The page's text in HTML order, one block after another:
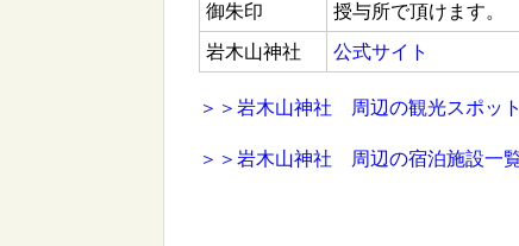
御朱印
授与所で頂けます。
岩木山神社
公式サイト
＞＞岩木山神社 周辺の観光スポッ
＞＞岩木山神社 周辺の宿泊施設一